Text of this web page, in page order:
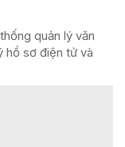
quản lý văn
hồ sơ điện tử và